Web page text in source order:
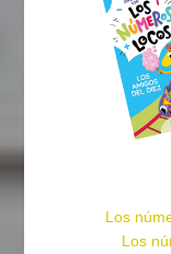
Los
Los